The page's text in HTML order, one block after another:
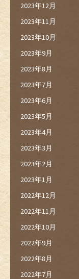
2023年12月
2023年11月
2023年10月
2023年9月
2023年8月
2023年7月
2023年6月
2023年5月
2023年4月
2023年3月
2023年2月
2023年1月
2022年12月
2022年11月
2022年10月
2022年9月
2022年8月
2022年7月